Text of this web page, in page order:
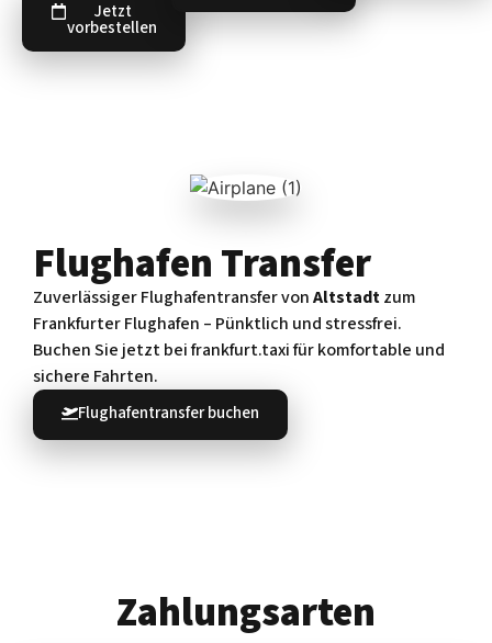
Jetzt
vorbestellen
Flughafen Transfer
Zuverlässiger Flughafentransfer vonAltstadtzum
Frankfurter Flughafen – Pünktlich und stressfrei.
Buchen Sie jetzt bei frankfurt.taxi für komfortable und
sichere Fahrten.
Flughafentransfer buchen
Zahlungsarten